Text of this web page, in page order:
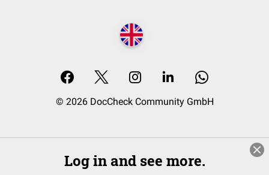
© 2026 DocCheck Community GmbH
Log in and see more.